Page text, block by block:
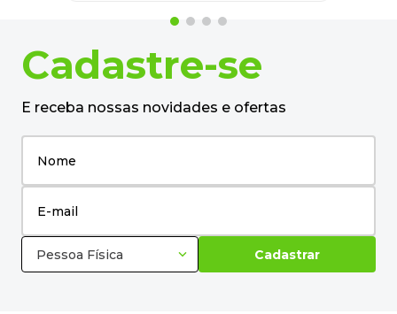
Cadastre-se
E receba nossas novidades e ofertas
Pessoa Física Cadastrar